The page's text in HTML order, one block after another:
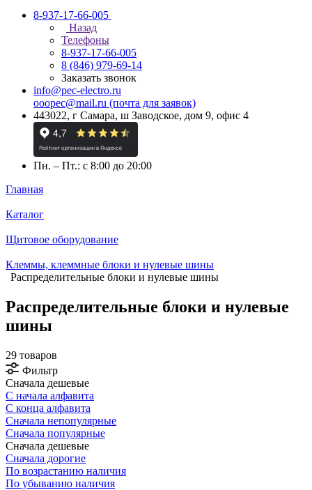
8-937-17-66-005
Назад
Телефоны
8-937-17-66-005
8 (846) 979-69-14
Заказать звонок
info@pec-electro.ru
ooopec@mail.ru (почта для заявок)
443022, г Самара, ш Заводское, дом 9, офис 4
Пн. – Пт.: с 8:00 до 20:00
Главная
Каталог
Щитовое оборудование
Клеммы, клеммные блоки и нулевые шины
Распределительные блоки и нулевые шины
Распределительные блоки и нулевые
шины
29 товаров
Фильтр
Сначала дешевые
С начала алфавита
С конца алфавита
Сначала непопулярные
Сначала популярные
Сначала дешевые
Сначала дорогие
По возрастанию наличия
По убыванию наличия